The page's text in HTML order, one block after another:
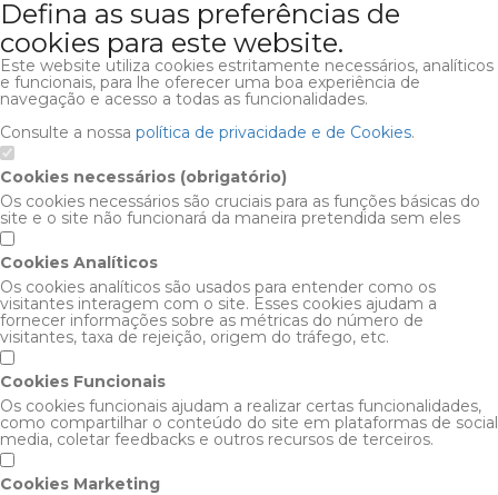
Defina as suas preferências de
cookies para este website.
Este website utiliza cookies estritamente necessários, analíticos
e funcionais, para lhe oferecer uma boa experiência de
navegação e acesso a todas as funcionalidades.
Consulte a nossa política de privacidade e de Cookies.
Cookies necessários (obrigatório)
Os cookies necessários são cruciais para as funções básicas do
site e o site não funcionará da maneira pretendida sem eles
Cookies Analíticos
Os cookies analíticos são usados para entender como os
visitantes interagem com o site. Esses cookies ajudam a
fornecer informações sobre as métricas do número de
visitantes, taxa de rejeição, origem do tráfego, etc.
Cookies Funcionais
Os cookies funcionais ajudam a realizar certas funcionalidades,
como compartilhar o conteúdo do site em plataformas de social
media, coletar feedbacks e outros recursos de terceiros.
Cookies Marketing